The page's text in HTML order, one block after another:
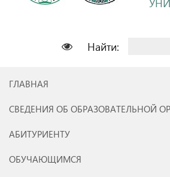
Найти:
ГЛАВНАЯ
СВЕДЕНИЯ ОБ ОБРАЗОВАТЕЛЬНОЙ
АБИТУРИЕНТУ
ОБУЧАЮЩИМСЯ